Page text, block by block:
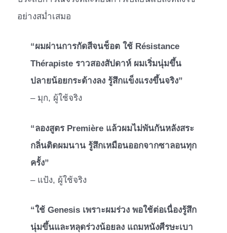
อย่างสม่ำเสมอ
“ผมผ่านการกัดสีจนช็อต ใช้ Résistance
Thérapiste ราวสองสัปดาห์ ผมเริ่มนุ่มขึ้น
ปลายน้อยกระด้างลง รู้สึกแข็งแรงขึ้นจริง”
– มุก, ผู้ใช้จริง
“ลองสูตร Première แล้วผมไม่พันกันหลังสระ
กลิ่นติดผมนาน รู้สึกเหมือนออกจากซาลอนทุก
ครั้ง”
– แป้ง, ผู้ใช้จริง
“ใช้ Genesis เพราะผมร่วง พอใช้ต่อเนื่องรู้สึก
นุ่มขึ้นและหลุดร่วงน้อยลง แถมหนังศีรษะเบา